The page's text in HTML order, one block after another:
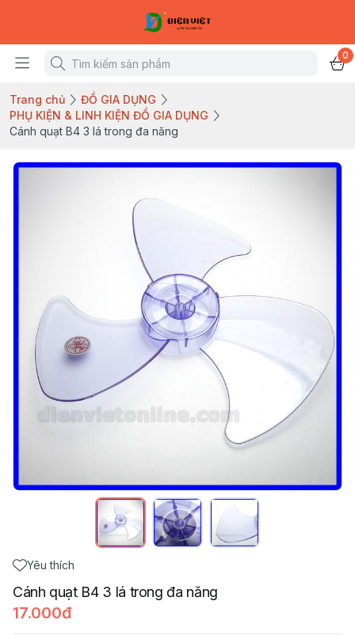
0
Trang chủ
ĐỒ GIA DỤNG
PHỤ KIỆN & LINH KIỆN ĐỒ GIA DỤNG
Cánh quạt B4 3 lá trong đa năng
Yêu thích
Cánh quạt B4 3 lá trong đa năng
17.000đ